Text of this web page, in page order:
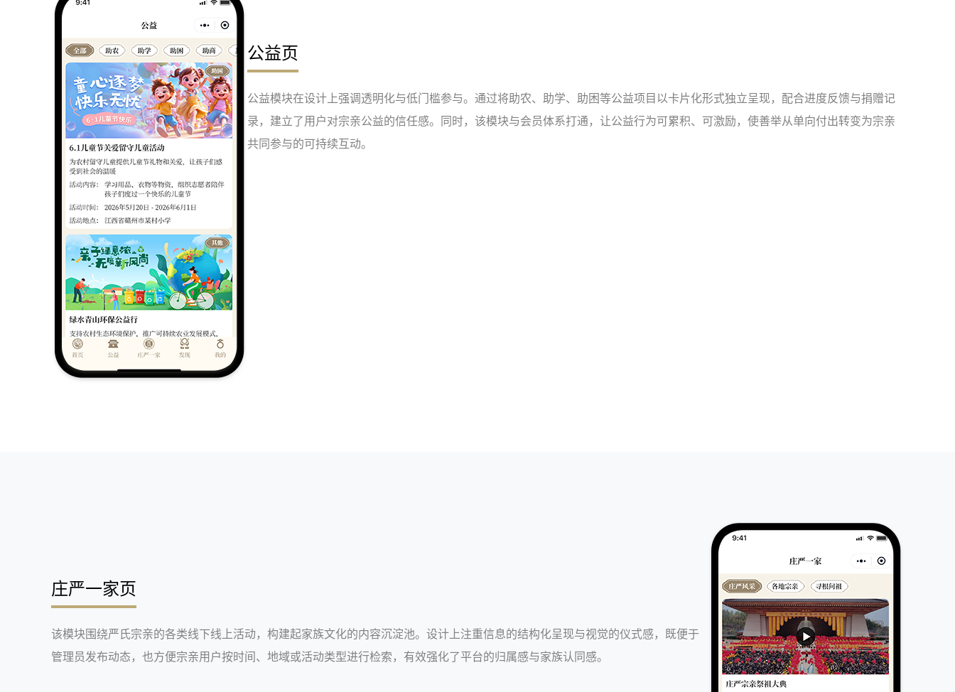
公益页
公益模块在设计上强调透明化与低门槛参与。通过将助农、助学、助困等公益项目以卡片化形式独立呈现，配合进度反馈与捐赠记
录，建立了用户对宗亲公益的信任感。同时，该模块与会员体系打通，让公益行为可累积、可激励，使善举从单向付出转变为宗亲
共同参与的可持续互动。
庄严一家页
该模块围绕严氏宗亲的各类线下线上活动，构建起家族文化的内容沉淀池。设计上注重信息的结构化呈现与视觉的仪式感，既便于
管理员发布动态，也方便宗亲用户按时间、地域或活动类型进行检索，有效强化了平台的归属感与家族认同感。